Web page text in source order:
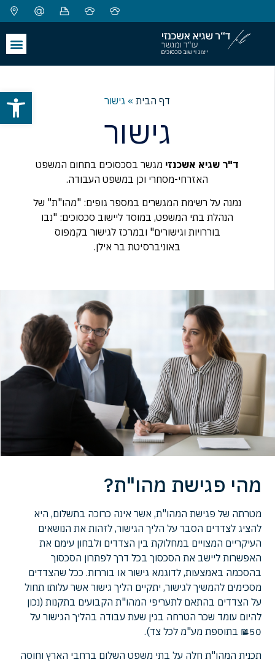
פתח דף הבית » גישור
גישור
ד"ר שגיא אשכנזי מגשר בסכסוכים בתחום המשפט
האזרחי-מסחרי וכן במשפט העבודה.
נמנה על רשימת המגשרים במספר גופים: "מהו"ת" של
הנהלת בתי המשפט, במוסד ליישוב סכסוכים: "נבו
בוררויות וגישורים" ובמרכז לגישור בקמפוס
באוניברסיטת בר אילן.
מהי פגישת מהו"ת?
מטרתה של פגישת המהו"ת, אשר אינה כרוכה בתשלום, היא
להציג לצדדים הסבר על הליך הגישור, לזהות את הנושאים
העיקריים המצויים במחלוקת בין הצדדים ולבחון עימם את
האפשרות ליישב את הסכסוך בכל דרך לפתרון הסכסוך
בהסכמה באמצעות, לדוגמא גישור או בוררות. ככל שהצדדים
מסכימים להמשיך לגישור, יתקיים הליך גישור אשר עלותו תחול
על הצדדים בהתאם לתעריפי המהו"ת הקבועים בתקנות (נכון
להיום עומד שכר הטרחה בגין שעת עבודה בהליך הגישור על
450 ₪ בתוספת מע"מ לכל צד).
תכנית המהו"ת חלה על בתי משפט השלום ברחבי הארץ וחוסה